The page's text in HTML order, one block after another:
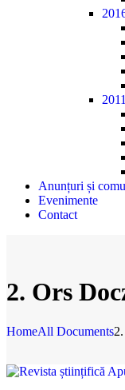
Anunțuri și
Evenimente
Contact
2. Ors
HomeAll Documents